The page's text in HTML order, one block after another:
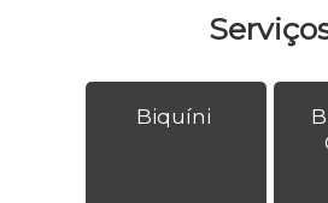
Biquíni